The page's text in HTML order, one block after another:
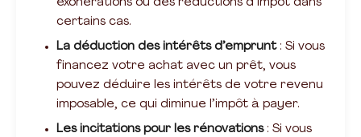
exonérations ou des réductions d’impôt dans
certains cas.
La déduction des intérêts d’emprunt: Si vous
financez votre achat avec un prêt, vous
pouvez déduire les intérêts de votre revenu
imposable, ce qui diminue l’impôt à payer.
Les incitations pour les rénovations: Si vous